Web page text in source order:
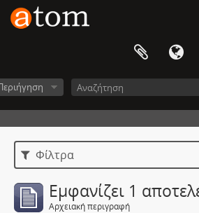
Φίλτρα
Εμφανίζει 1
Αρχειακή περιγραφή